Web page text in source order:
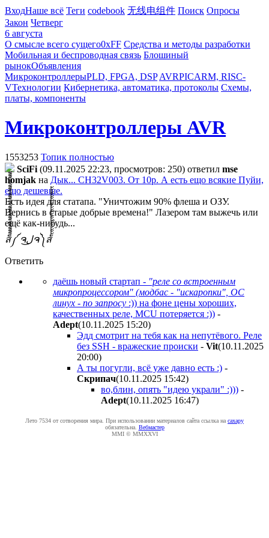
ВходНаше всё Теги codebook 无线电组件 Поиск Опросы
Закон Четверг
6 августа
О смысле всего сущего0xFF Средства и методы разработки
Мобильная и беспроводная связь Блошиный
рынокОбъявления
МикроконтроллерыPLD, FPGA, DSP AVRPICARM, RISC-
VТехнологии Кибернетика, автоматика, протоколы Схемы,
платы, компоненты
Микроконтроллеры AVR
1553253 Топик полностью
SciFi (09.11.2025 22:23, просмотров: 250) ответил mse
homjak на Дык... CН32V003. От 10р. А есть ещо всякие Пуйи,
ещо дешевше.
Есть идея для статапа. "Уничтожим 90% флеша и ОЗУ.
Вернись в старые добрые времена!" Лазером там выжечь или
ещё как-нибудь...
ส็็็็็็็็็็็็็็็็็็็็็็็็็༼ ຈل͜ຈ༽ส้้้้้้้้้้้้้้้้้้้้้้้
Ответить
даёшь новый стартап - "реле со встроенным
микропроцессором" (модбас - "искаропки", ОС
линух - по запросу :)) на фоне цены хороших,
качественных реле, MCU потеряется :)) -
Adept(10.11.2025 15:20)
Эдд смотрит на тебя как на непутёвого. Реле
без SSH - вражеские происки - Vit(10.11.2025
20:00)
А ты погугли, всё уже давно есть :) -
Cкpипaч(10.11.2025 15:42)
во,блин, опять "идею украли" :))) -
Adept(10.11.2025 16:47)
Лето 7534 от сотворения мира. При использовании материалов сайта ссылка на caxapу
обязательна. Вебмастер
MMI © MMXXVI